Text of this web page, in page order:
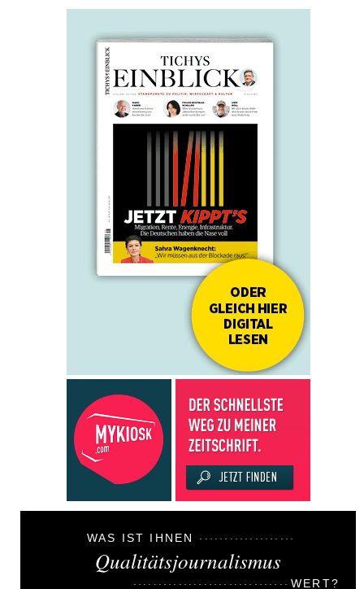
WAS IST IHNEN
Qualitätsjournalismus
WERT?